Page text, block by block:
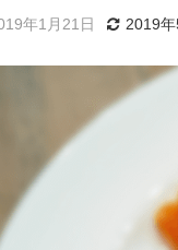
年1月21日 2019